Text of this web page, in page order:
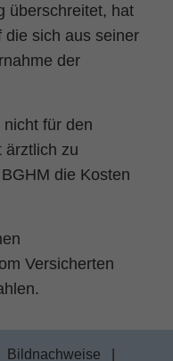
überschreitet, hat
die sich aus seiner
der
für den
ärztlich zu
die Kosten
Versicherten
Bildnachweise
Es speichert im Falle
die Session ID
um ihm Zugang zu
zu gewähren.